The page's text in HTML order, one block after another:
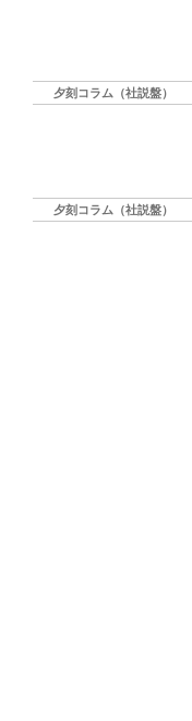
夕刻コラム（社説盤）
夕刻コラム（社説盤）